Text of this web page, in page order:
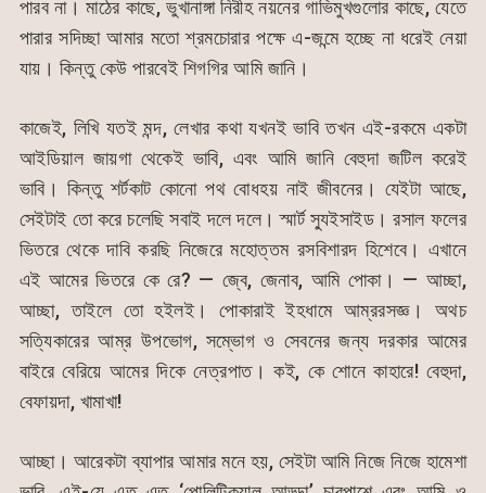
পারব না। মাঠের কাছে, ভুখানাঙ্গা নিরীহ নয়নের গাভিমুখগুলোর কাছে, যেতে
পারার সদিচ্ছা আমার মতো শ্রমচোরার পক্ষে এ-জন্মে হচ্ছে না ধরেই নেয়া
যায়। কিন্তু কেউ পারবেই শিগগির আমি জানি।
কাজেই, লিখি যতই মন্দ, লেখার কথা যখনই ভাবি তখন এই-রকমে একটা
আইডিয়াল জায়গা থেকেই ভাবি, এবং আমি জানি বেহুদা জটিল করেই
ভাবি। কিন্তু শর্টকাট কোনো পথ বোধহয় নাই জীবনের। যেইটা আছে,
সেইটাই তো করে চলেছি সবাই দলে দলে। স্মার্ট স্যুইসাইড। রসাল ফলের
ভিতরে থেকে দাবি করছি নিজেরে মহোত্তম রসবিশারদ হিশেবে। এখানে
এই আমের ভিতরে কে রে? — জ্বে, জেনাব, আমি পোকা। — আচ্ছা,
আচ্ছা, তাইলে তো হইলই। পোকারাই ইহধামে আম্ররসজ্ঞ। অথচ
সত্যিকারের আম্র উপভোগ, সম্ভোগ ও সেবনের জন্য দরকার আমের
বাইরে বেরিয়ে আমের দিকে নেত্রপাত। কই, কে শোনে কাহারে! বেহুদা,
বেফায়দা, খামাখা!
আচ্ছা। আরেকটা ব্যাপার আমার মনে হয়, সেইটা আমি নিজে নিজে হামেশা